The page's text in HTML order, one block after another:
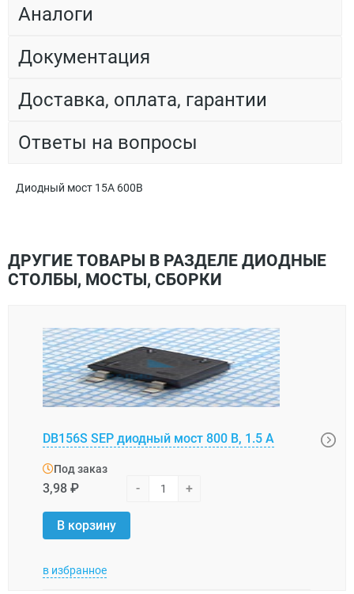
Аналоги
Документация
Доставка, оплата, гарантии
Ответы на вопросы
Диодный мост 15А 600В
ДРУГИЕ ТОВАРЫ В РАЗДЕЛЕ ДИОДНЫЕ
СТОЛБЫ, МОСТЫ, СБОРКИ
DB156S SEP диодный мост 800 В, 1.5 А
Под заказ
3,98 ₽ - +
В корзину
в избранное
В,